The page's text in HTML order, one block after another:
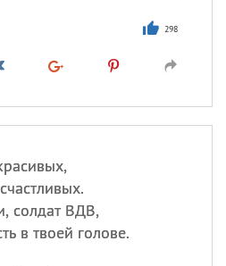
298
солдат ВДВ,
в твоей голове.
Кристина
Посмотреть значениеи